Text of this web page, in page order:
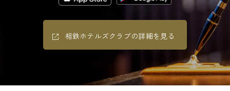
相鉄ホテルズクラブの詳細を見る